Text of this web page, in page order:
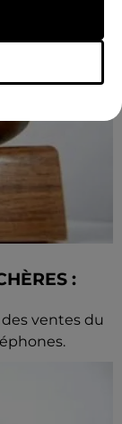
:
ventes du